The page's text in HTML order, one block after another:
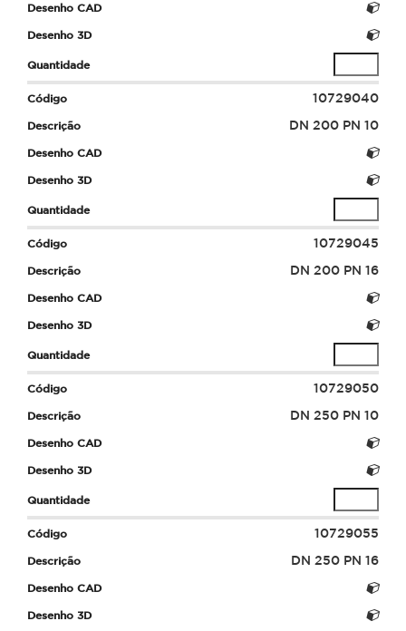
10729040
DN 200 PN 10
10729045
DN 200 PN 16
10729050
DN 250 PN 10
10729055
DN 250 PN 16